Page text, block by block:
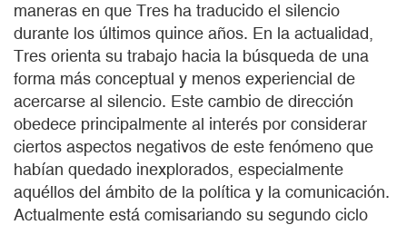
maneras en que Tres ha traducido el silencio
durante los últimos quince años. En la actualidad,
Tres orienta su trabajo hacia la búsqueda de una
forma más conceptual y menos experiencial de
acercarse al silencio. Este cambio de dirección
obedece principalmente al interés por considerar
ciertos aspectos negativos de este fenómeno que
habían quedado inexplorados, especialmente
aquéllos del ámbito de la política y la comunicación.
Actualmente está comisariando su segundo ciclo